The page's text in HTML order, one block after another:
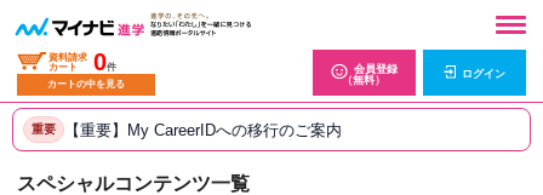
資料請求
カート
0件
カートの中を見る
会員登録
（無料）
ログイン
重要 【重要】My CareerIDへの移行のご案内
スペシャルコンテンツ一覧